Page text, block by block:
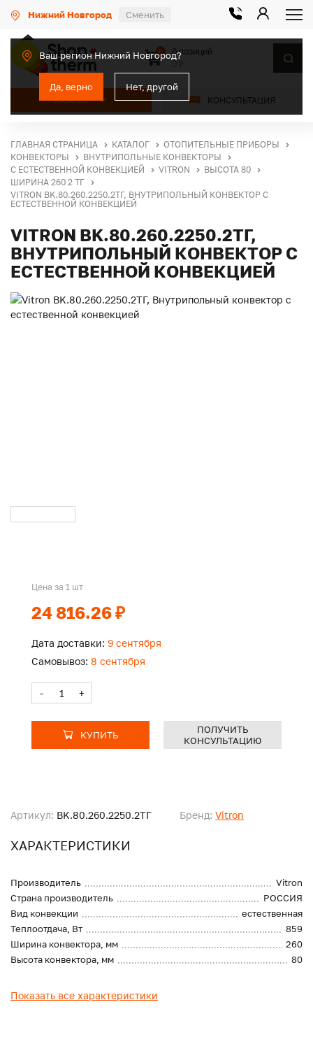
Нижний Новгород Сменить
Ваш регион Нижний Новгород?
Да, верно Нет, другой
КАТАЛОГ КОНСУЛЬТАЦИЯ
0
0 позиций
ГЛАВНАЯ СТРАНИЦА КАТАЛОГ
ОТОПИТЕЛЬНЫЕ ПРИБОРЫ
КОНВЕКТОРЫ
ВНУТРИПОЛЬНЫЕ КОНВЕКТОРЫ
С ЕСТЕСТВЕННОЙ КОНВЕКЦИЕЙ
VITRON
ВЫСОТА 80
ШИРИНА 260 2 ТГ
VITRON BK.80.260.2250.2ТГ, ВНУТРИПОЛЬНЫЙ КОНВЕКТОР С
ЕСТЕСТВЕННОЙ КОНВЕКЦИЕЙ
VITRON BK.80.260.2250.2ТГ,
ВНУТРИПОЛЬНЫЙ КОНВЕКТОР С
ЕСТЕСТВЕННОЙ КОНВЕКЦИЕЙ
Артикул: BK.80.260.2250.2ТГ Бренд: Vitron
ХАРАКТЕРИСТИКИ
Производитель
Vitron
Страна производитель
РОССИЯ
Вид конвекции
естественная
Теплоотдача, Вт
859
Ширина конвектора, мм
260
Высота конвектора, мм
80
Показать все характеристики
Цена за 1 шт
24 816.26 ₽
Дата доставки: 9 сентября
Самовывоз: 8 сентября
- +
КУПИТЬ
ПОЛУЧИТЬ
КОНСУЛЬТАЦИЮ